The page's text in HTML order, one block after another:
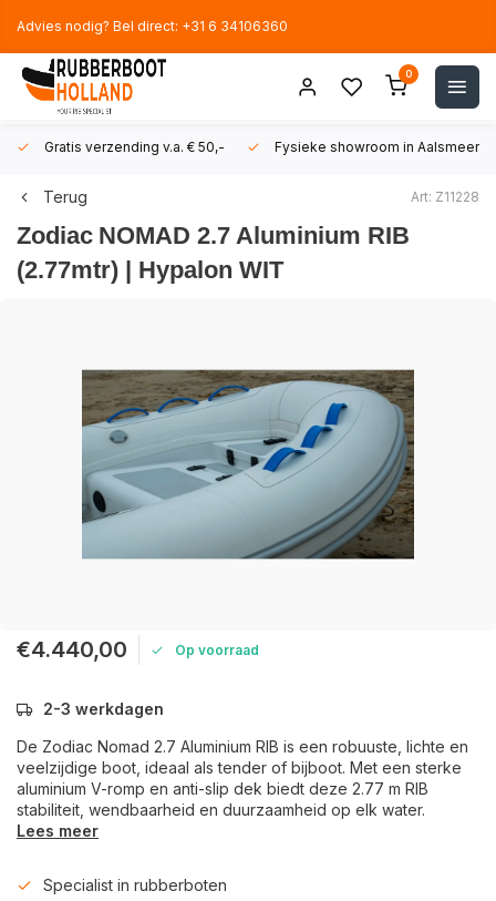
Advies nodig? Bel direct: +31 6 34106360
0
Gratis verzending v.a. € 50,- Fysieke showroom in Aalsmeer!
Terug Art: Z11228
Zodiac NOMAD 2.7 Aluminium RIB
(2.77mtr) | Hypalon WIT
€4.440,00 Op voorraad
2-3 werkdagen
De Zodiac Nomad 2.7 Aluminium RIB is een robuuste, lichte en
veelzijdige boot, ideaal als tender of bijboot. Met een sterke
aluminium V-romp en anti-slip dek biedt deze 2.77 m RIB
stabiliteit, wendbaarheid en duurzaamheid op elk water.
Lees meer
Specialist in rubberboten